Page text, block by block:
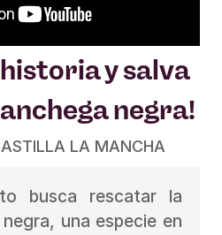
y salva
negra!
LA MANCHA
busca rescatar la
una especie en